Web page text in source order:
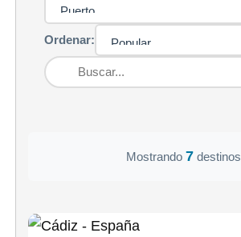
Ordenar:
Mostrando 7 destinos